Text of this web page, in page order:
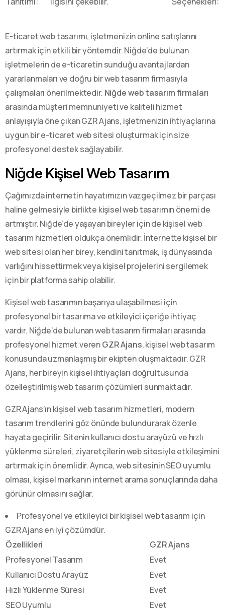
E-ticaret web tasarımı, işletmenizin online satışlarını
artırmak için etkili bir yöntemdir. Niğde’de bulunan
işletmelerin de e-ticaretin sunduğu avantajlardan
yararlanmaları ve doğru bir web tasarım firmasıyla
çalışmaları önerilmektedir. Niğde web tasarım firmaları
arasında müşteri memnuniyeti ve kaliteli hizmet
anlayışıyla öne çıkan GZR Ajans, işletmenizin ihtiyaçlarına
uygun bir e-ticaret web sitesi oluşturmak için size
profesyonel destek sağlayabilir.
Niğde Kişisel Web Tasarım
Çağımızda internetin hayatımızın vazgeçilmez bir parçası
haline gelmesiyle birlikte kişisel web tasarımın önemi de
artmıştır. Niğde’de yaşayan bireyler için de kişisel web
tasarım hizmetleri oldukça önemlidir. İnternette kişisel bir
web sitesi olan her birey, kendini tanıtmak, iş dünyasında
varlığını hissettirmek veya kişisel projelerini sergilemek
için bir platforma sahip olabilir.
Kişisel web tasarımın başarıya ulaşabilmesi için
profesyonel bir tasarıma ve etkileyici içeriğe ihtiyaç
vardır. Niğde’de bulunan web tasarım firmaları arasında
profesyonel hizmet verenGZR Ajans, kişisel web tasarım
konusunda uzmanlaşmış bir ekipten oluşmaktadır. GZR
Ajans, her bireyin kişisel ihtiyaçları doğrultusunda
özelleştirilmiş web tasarım çözümleri sunmaktadır.
GZR Ajans’ın kişisel web tasarım hizmetleri, modern
tasarım trendlerini göz önünde bulundurarak özenle
hayata geçirilir. Sitenin kullanıcı dostu arayüzü ve hızlı
yüklenme süreleri, ziyaretçilerin web sitesiyle etkileşimini
artırmak için önemlidir. Ayrıca, web sitesinin SEO uyumlu
olması, kişisel markanın internet arama sonuçlarında daha
görünür olmasını sağlar.
Profesyonel ve etkileyici bir kişisel web tasarım için
GZR Ajans en iyi çözümdür.
Özellikleri
GZR Ajans
Profesyonel Tasarım
Evet
Kullanıcı Dostu Arayüz
Evet
Hızlı Yüklenme Süresi
Evet
SEO Uyumlu
Evet